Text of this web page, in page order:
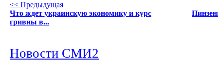
<< Предыдущая
Что ждет украинскую экономику и курс
гривны в...
Новости СМИ2